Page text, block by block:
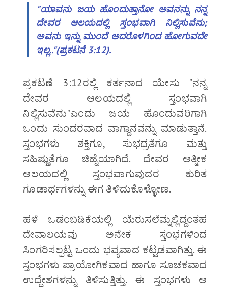
"ಯಾವನು ಜಯ ಹೊಂದುತ್ತಾನೋ ಅವನನ್ನು ನನ್ನ
ದೇವರ ಆಲಯದಲ್ಲಿ ಸ್ತಂಭವಾಗಿ ನಿಲ್ಲಿಸುವೆನು;
ಅವನು ಇನ್ನು ಮುಂದೆ ಅದರೊಳಗಿಂದ ಹೋಗುವದೇ
ಇಲ್ಲ.."(‭‭ಪ್ರಕಟನೆ‬ ‭3:12‬).
ಪ್ರಕಟಣೆ 3:12ರಲ್ಲಿ ಕರ್ತನಾದ ಯೇಸು "ನನ್ನ
ದೇವರ ಆಲಯದಲ್ಲಿ ಸ್ತಂಭವಾಗಿ
ನಿಲ್ಲಿಸುವೆನು"ಎಂದು ಜಯ ಹೊಂದುವರಿಗಾಗಿ
ಒಂದು ಸುಂದರವಾದ ವಾಗ್ದಾನವನ್ನು ಮಾಡುತ್ತಾನೆ.
ಸ್ತಂಭಗಳು ಶಕ್ತಿಗೂ, ಸುಭದ್ರತೆಗೂ ಮತ್ತು
ಸಹಿಷ್ಣುತೆಗೂ ಚಿಹ್ನೆಯಾಗಿದೆ. ದೇವರ ಆತ್ಮೀಕ
ಆಲಯದಲ್ಲಿ ಸ್ತಂಭವಾಗುವುದರ ಕುರಿತ
ಗೂಡಾರ್ಥಗಳನ್ನು ಈಗ ತಿಳಿದುಕೊಳ್ಳೋಣ.
ಹಳೆ ಒಡಂಬಡಿಕೆಯಲ್ಲಿ ಯೆರುಸಲೆಮ್ನಲ್ಲಿದ್ದಂತಹ
ದೇವಾಲಯವು ಅನೇಕ ಸ್ತಂಭಗಳಿಂದ
ಸಿಂಗರಿಸಲ್ಪಟ್ಟ ಒಂದು ಭವ್ಯವಾದ ಕಟ್ಟಡವಾಗಿತ್ತು. ಈ
ಸ್ತಂಭಗಳು ಪ್ರಾಯೋಗಿಕವಾದ ಹಾಗೂ ಸೂಚಕವಾದ
ಉದ್ದೇಶಗಳನ್ನು ತಿಳಿಸುತ್ತಿತ್ತು. ಈ ಸ್ತಂಭಗಳು ಆ